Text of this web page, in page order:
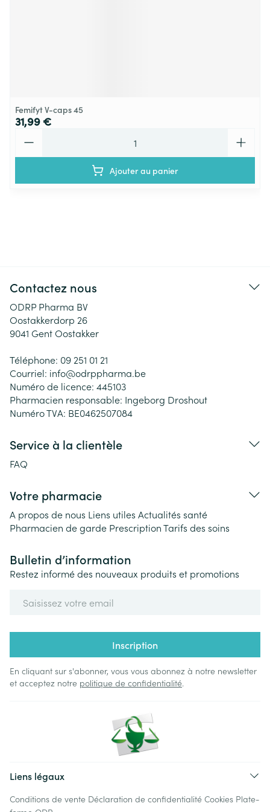
Femifyt V-caps 45
31,99 €
Ajouter au panier
Contactez nous
ODRP Pharma BV
Oostakkerdorp 26
9041 Gent Oostakker
Téléphone: 09 251 01 21
Courriel: info@odrppharma.be
Numéro de licence: 445103
Pharmacien responsable: Ingeborg Droshout
Numéro TVA: BE0462507084
Service à la clientèle
FAQ
Votre pharmacie
A propos de nous Liens utiles Actualités santé
Pharmacien de garde PrescriptionTarifs des soins
Bulletin d’information
Restez informé des nouveaux produits et promotions
Inscription
En cliquant sur s'abonner, vous vous abonnez à notre newsletter
et acceptez notre politique de confidentialité.
Liens légaux
Conditions de vente Déclaration de confidentialité Cookies Plate-